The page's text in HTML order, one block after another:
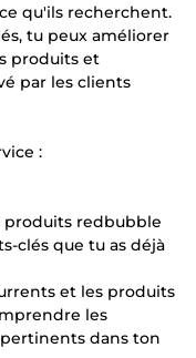
qu'ils recherchent.
tu peux améliorer
produits et
par les clients
:
produits redbubble
clés que tu as déjà
et les produits
les
dans ton